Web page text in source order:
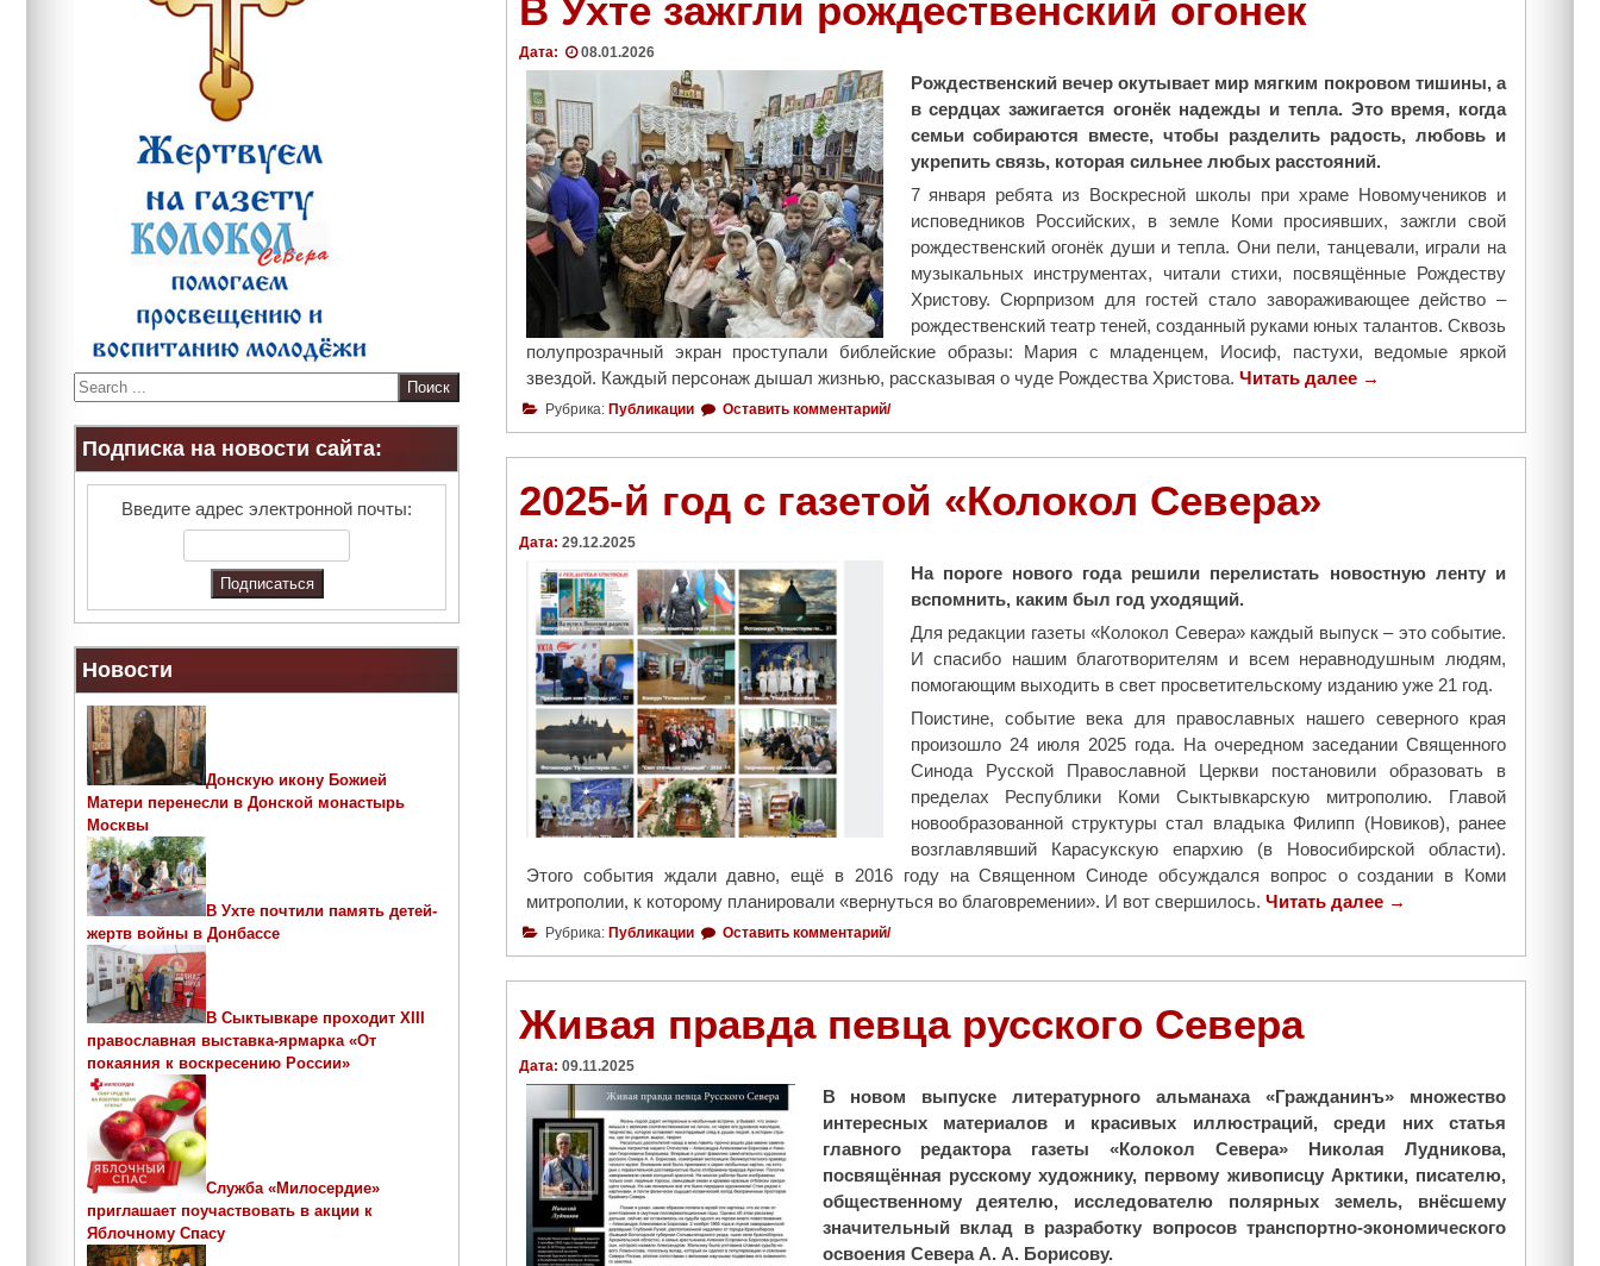
В Ухте зажгли рождественский огонёк
Дата: 08.01.2026
Рождественский вечер окутывает мир мягким покровом тишины, а
в сердцах зажигается огонёк надежды и тепла. Это время, когда
семьи собираются вместе, чтобы разделить радость, любовь и
укрепить связь, которая сильнее любых расстояний.
7 января ребята из Воскресной школы при храме Новомучеников и
исповедников Российских, в земле Коми просиявших, зажгли свой
рождественский огонёк души и тепла. Они пели, танцевали, играли на
музыкальных инструментах, читали стихи, посвящённые Рождеству
Христову. Сюрпризом для гостей стало завораживающее действо –
рождественский театр теней, созданный руками юных талантов. Сквозь
полупрозрачный экран проступали библейские образы: Мария с младенцем, Иосиф, пастухи, ведомые яркой
звездой. Каждый персонаж дышал жизнью, рассказывая о чуде Рождества Христова. Читать далее "
У
х
л
и
р
о
ж
д
е
с
т
в
е
с
к
н
→
Рубрика: Публикации Оставить комментарий/
2025-й год с газетой «Колокол Севера»
Дата: 29.12.2025
На пороге нового года решили перелистать новостную ленту и
вспомнить, каким был год уходящий.
Для редакции газеты «Колокол Севера» каждый выпуск – это событие.
И спасибо нашим благотворителям и всем неравнодушным людям,
помогающим выходить в свет просветительскому изданию уже 21 год.
Поистине, событие века для православных нашего северного края
произошло 24 июля 2025 года. На очередном заседании Священного
Синода Русской Православной Церкви постановили образовать в
пределах Республики Коми Сыктывкарскую митрополию. Главой
новообразованной структуры стал владыка Филипп (Новиков), ранее
возглавлявший Карасукскую епархию (в Новосибирской области).
Этого события ждали давно, ещё в 2016 году на Священном Синоде обсуждался вопрос о создании в Коми
митрополии, к которому планировали «вернуться во благовремении». И вот свершилось. Читать далее "
0
2
→
Рубрика: Публикации Оставить комментарий/
Живая правда певца русского Севера
Дата: 09.11.2025
В новом выпуске литературного альманаха «Гражданинъ» множество
интересных материалов и красивых иллюстраций, среди них статья
главного редактора газеты «Колокол Севера» Николая Лудникова,
посвящённая русскому художнику, первому живописцу Арктики, писателю,
общественному деятелю, исследователю полярных земель, внёсшему
значительный вклад в разработку вопросов транспортно-экономического
освоения Севера А. А. Борисову.
S
e
a
c
Подписка на новости сайта:
Введите адрес электронной почты:
Новости
Донскую икону Божией
Матери перенесли в Донской монастырь
Москвы
В Ухте почтили память детей-
жертв войны в Донбассе
В Сыктывкаре проходит ХIII
православная выставка-ярмарка «От
покаяния к воскресению России»
Служба «Милосердие»
приглашает поучаствовать в акции к
Яблочному Спасу